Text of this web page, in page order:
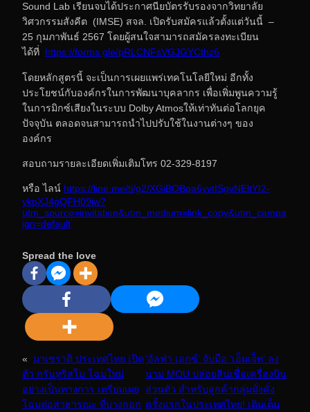
Sound Lab เรียนจบได้ประกาศนียบัตรรับรองจากวิทยาลัย
วิศวกรรมสังคีต (IMSE) สจล. เปิดรับสมัครแล้วตั้งแต่วันนี้ –
25 กุมภาพันธ์ 2567 โดยผู้สนใจสามารถสมัครลงทะเบียน
ได้ที่ https://forms.gle/pRLCNFsVGJGYCthz6
โดยหลักสูตรนี้ จะเป็นการเผยแพร่เทคโนโลยีใหม่ อีกทั้ง
ประโยชน์กับองค์กรในการพัฒนาบุคลากร เพื่อเพิ่มพูนความรู้
ในการมิกซ์เสียงในระบบ Dolby Atmosให้เท่าทันต่อโลกยุค
ปัจจุบัน ตลอดจนสามารถนำไปปรับใช้ในงานต่างๆ ของ
องค์กร
สอบถามรายละเอียดเพิ่มเติมโทร 02-329-8197
หรือ ไลน์ https://line.me/ti/g2/XGiBOBqa6yvtISgvNEltYI2-
ykpXJ4gQFH09iw?
utm_source=invitation&utm_medium=link_copy&utm_campa
ign=default
Spread the love
«
มาเซราติ ประเทศไทย เปิด
ตัว กรันทูริสโม โฉมใหม่
อย่างเป็นทางการ เตรียมเผย
โฉมต่อสาธารณะ ที่บางกอก
‘อัลฟ่า เอกซ์’ จับมือ ‘เอ็มเจ็ท’ ลง
นาม MOU ปล่อยสินเชื่อเครื่องบิน
ส่วนตัว สำหรับลูกค้ากลุ่มมั่งคั่ง
ครั้งแรกในประเทศไทย! เติมเต็ม